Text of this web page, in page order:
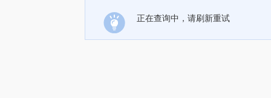
正在查询中，请刷新重试